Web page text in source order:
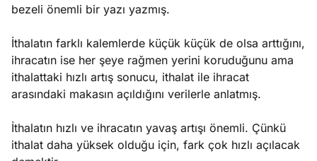
bezeli önemli bir yazı yazmış.
İthalatın farklı kalemlerde küçük küçük de olsa arttığını,
ihracatın ise her şeye rağmen yerini koruduğunu ama
ithalattaki hızlı artış sonucu, ithalat ile ihracat
arasındaki makasın açıldığını verilerle anlatmış.
İthalatın hızlı ve ihracatın yavaş artışı önemli. Çünkü
ithalat daha yüksek olduğu için, fark çok hızlı açılacak